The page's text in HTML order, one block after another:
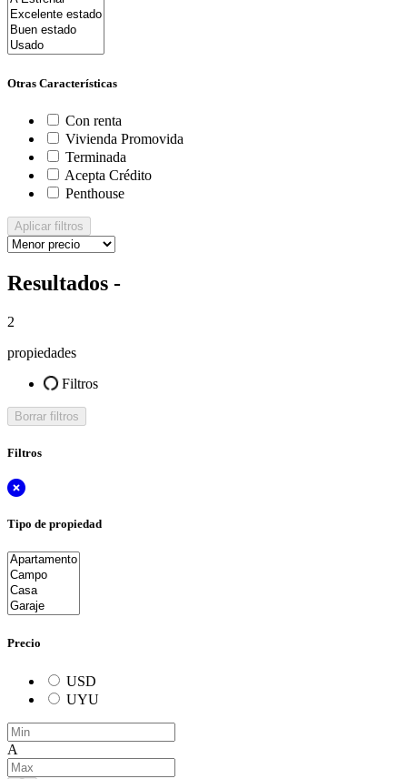
Otras Características
Con renta
Vivienda Promovida
Terminada
Acepta Crédito
Penthouse
Aplicar filtros
Resultados -
2
propiedades
Filtros
Borrar filtros
Filtros
Tipo de propiedad
Precio
USD
UYU
A